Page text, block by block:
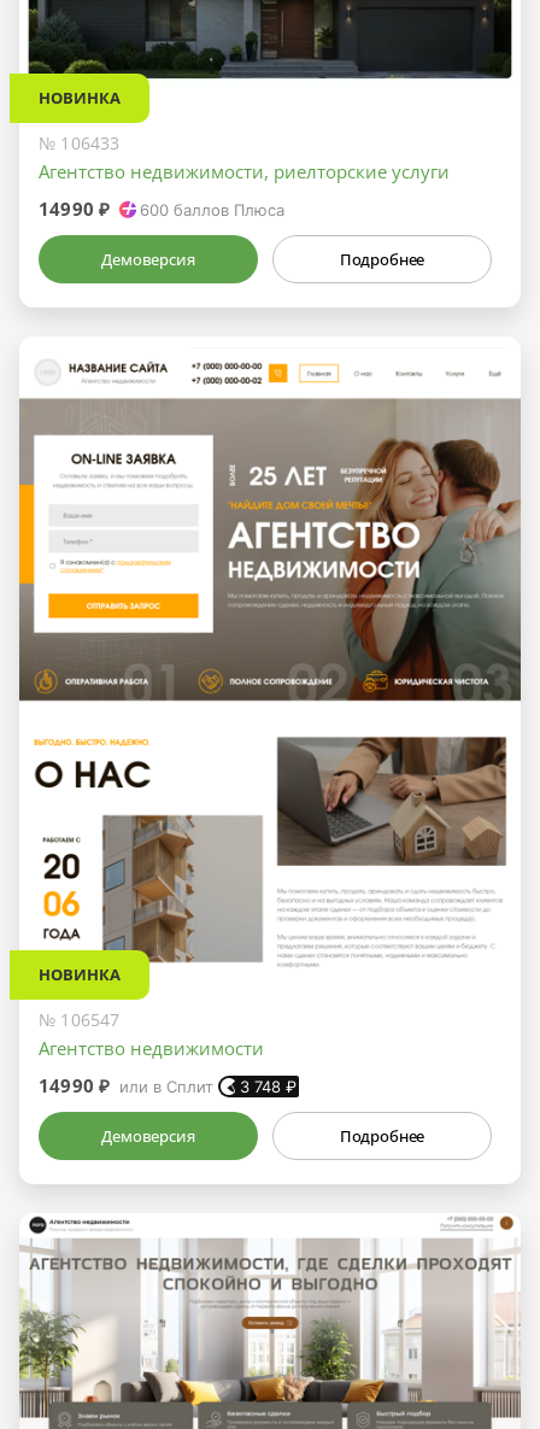
НОВИНКА
№ 106433
Агентство недвижимости, риелторские услуги
14990 ₽
600 баллов Плюса
Демоверсия Подробнее
НОВИНКА
№ 106547
Агентство недвижимости
14990 ₽ или в Сплит 3 748 ₽
Демоверсия Подробнее